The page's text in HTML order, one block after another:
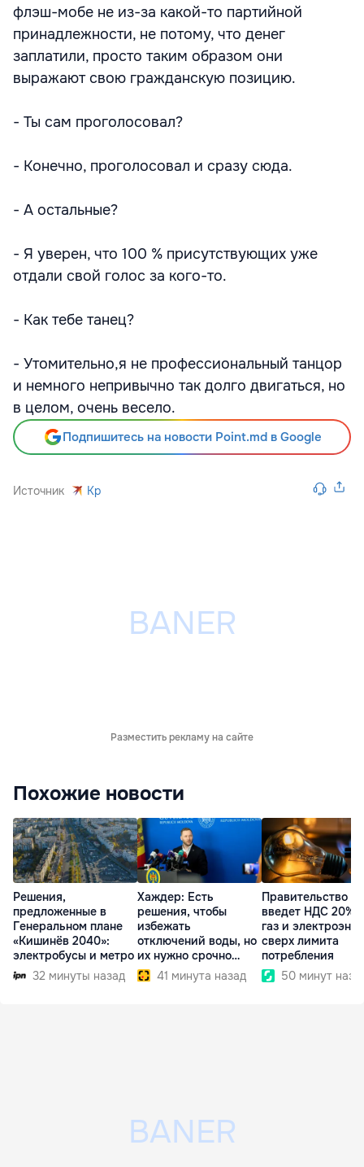
флэш-мобе не из-за какой-то партийной
принадлежности, не потому, что денег
заплатили, просто таким образом они
выражают свою гражданскую позицию.
- Ты сам проголосовал?
- Конечно, проголосовал и сразу сюда.
- А остальные?
- Я уверен, что 100 % присутствующих уже
отдали свой голос за кого-то.
- Как тебе танец?
- Утомительно,я не профессиональный танцор
и немного непривычно так долго двигаться, но
в целом, очень весело.
Подпишитесь на новости Point.md в Google
Источник Kp
Разместить рекламу на сайте
Похожие новости
Решения,
предложенные в
Генеральном плане
«Кишинёв 2040»:
электробусы и метро
32 минуты назад
Хаждер: Есть
решения, чтобы
избежать
отключений воды, но
их нужно срочно
внедрить
41 минута назад
Правительство
введет НДС 20%
газ и
сверх лимита
потребления
50 минут